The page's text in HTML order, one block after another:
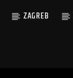
ZAGREB